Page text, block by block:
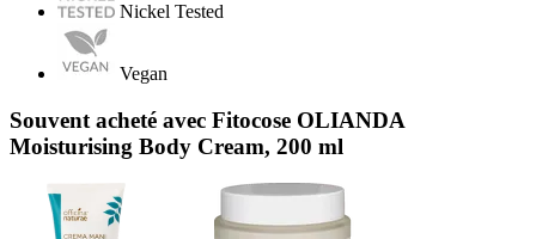
Nickel Tested
Vegan
Souvent acheté avec Fitocose OLIANDA
Moisturising Body Cream, 200 ml